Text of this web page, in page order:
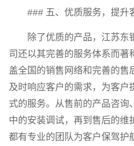
### 五、优质服务，提升
除了优质的产品，江苏东
司还以其完善的服务体系而著
盖全国的销售网络和完善的售
及时响应客户的需求，为客户
式的服务。从售前的产品咨询
中的安装调试，再到售后的维
都有专业的团队为客户保驾护